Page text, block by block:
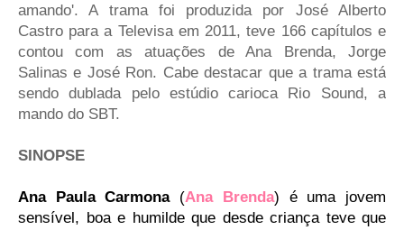
amando'. A trama foi produzida por José Alberto
Castro para a Televisa em 2011, teve 166 capítulos e
contou com as atuações de Ana Brenda, Jorge
Salinas e José Ron. Cabe destacar que a trama está
sendo dublada pelo estúdio carioca Rio Sound, a
mando do SBT.
SINOPSE
Ana Paula Carmona(Ana Brenda) é uma jovem
sensível, boa e humilde que desde criança teve que